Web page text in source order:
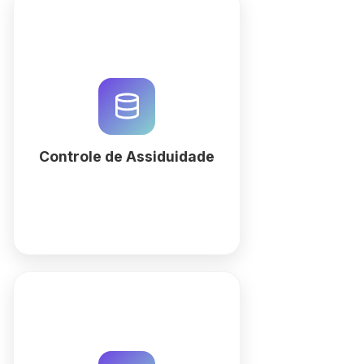
Controle de Assiduidade
com QuintaDB. Crie sistemas de
ponto personalizados com IA e
garanta conformidade total.
pedagógico com uma biblioteca